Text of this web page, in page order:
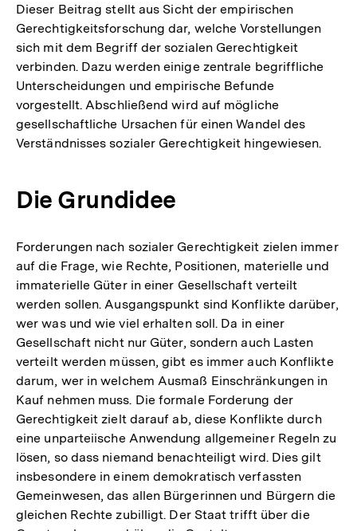
Dieser Beitrag stellt aus Sicht der empirischen
Gerechtigkeitsforschung dar, welche Vorstellungen
sich mit dem Begriff der sozialen Gerechtigkeit
verbinden. Dazu werden einige zentrale begriffliche
Unterscheidungen und empirische Befunde
vorgestellt. Abschließend wird auf mögliche
gesellschaftliche Ursachen für einen Wandel des
Verständnisses sozialer Gerechtigkeit hingewiesen.
Die Grundidee
Forderungen nach sozialer Gerechtigkeit zielen immer
auf die Frage, wie Rechte, Positionen, materielle und
immaterielle Güter in einer Gesellschaft verteilt
werden sollen. Ausgangspunkt sind Konflikte darüber,
wer was und wie viel erhalten soll. Da in einer
Gesellschaft nicht nur Güter, sondern auch Lasten
verteilt werden müssen, gibt es immer auch Konflikte
darum, wer in welchem Ausmaß Einschränkungen in
Kauf nehmen muss. Die formale Forderung der
Gerechtigkeit zielt darauf ab, diese Konflikte durch
eine unparteiische Anwendung allgemeiner Regeln zu
lösen, so dass niemand benachteiligt wird. Dies gilt
insbesondere in einem demokratisch verfassten
Gemeinwesen, das allen Bürgerinnen und Bürgern die
gleichen Rechte zubilligt. Der Staat trifft über die